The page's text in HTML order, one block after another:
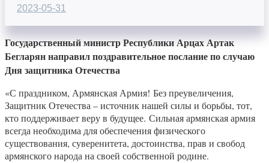
2023-05-31
Государственный министр Республики Арцах Артак
Бегларян направил поздравительное послание по случаю
Дня защитника Отечества
«С праздником, Армянская Армия! Без преувеличения,
Защитник Отечества – источник нашей силы и борьбы, тот,
кто поддерживает веру в будущее. Сильная армянская армия
всегда необходима для обеспечения физического
существования, суверенитета, достоинства, прав и свобод
армянского народа на своей собственной родине.